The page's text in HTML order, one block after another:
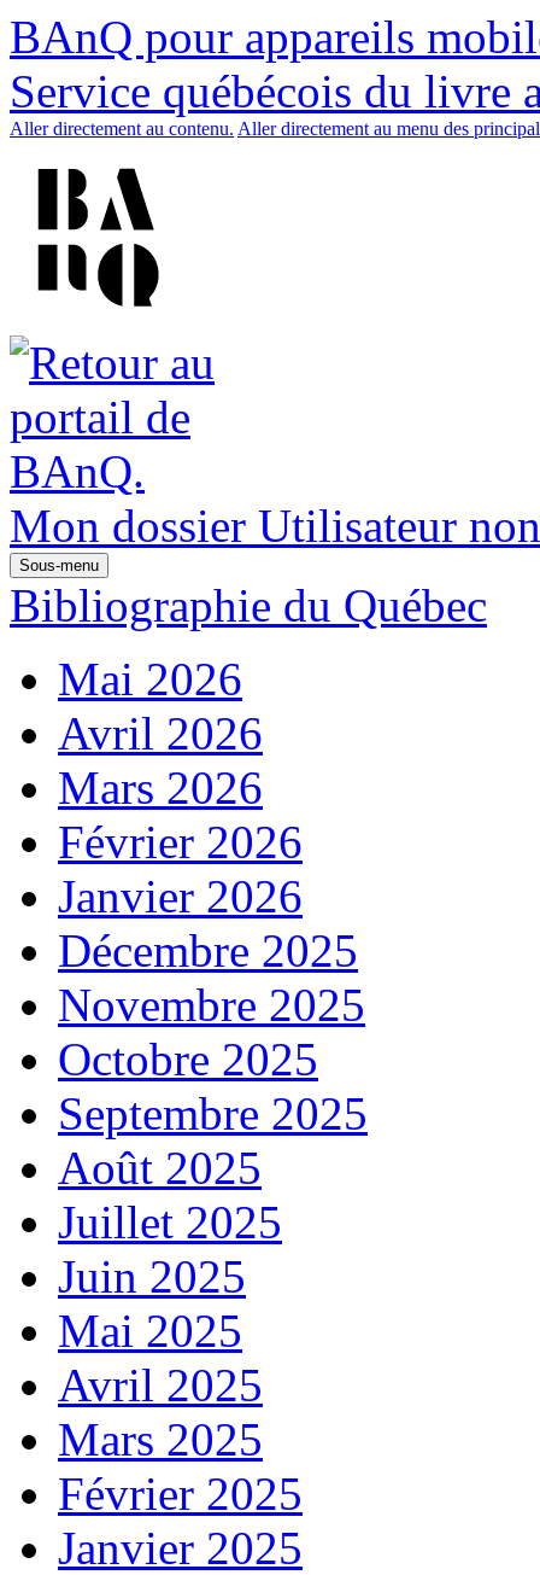
BAnQ pour appareils
Service québécois du livre
Aller directement au contenu. Aller directement au menu des
Mon dossier Utilisateur
Sous-menu
Bibliographie du Québec
Mai 2026
Avril 2026
Mars 2026
Février 2026
Janvier 2026
Décembre 2025
Novembre 2025
Octobre 2025
Septembre 2025
Août 2025
Juillet 2025
Juin 2025
Mai 2025
Avril 2025
Mars 2025
Février 2025
Janvier 2025